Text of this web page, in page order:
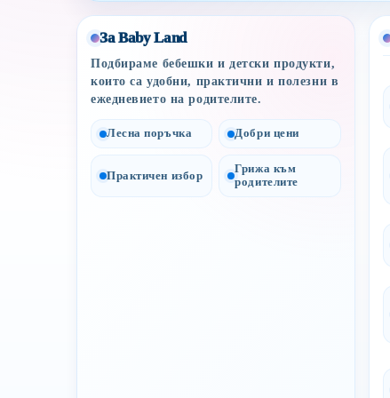
За Baby Land
Подбираме бебешки и детски продукти,
които са удобни, практични и полезни в
ежедневието на родителите.
Лесна поръчка Добри цени
Практичен избор
Грижа към
родителите